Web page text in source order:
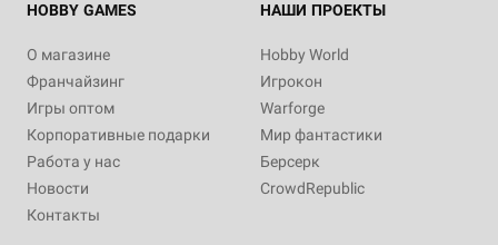
HOBBY GAMES
О магазине
Франчайзинг
Игры оптом
Корпоративные подарки
Работа у нас
Новости
Контакты
НАШИ ПРОЕКТЫ
Hobby World
Игрокон
Warforge
Мир фантастики
Берсерк
CrowdRepublic